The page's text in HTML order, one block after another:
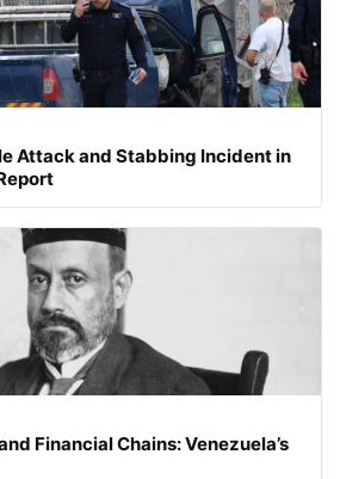
Attack and Stabbing Incident in
Financial Chains: Venezuela’s